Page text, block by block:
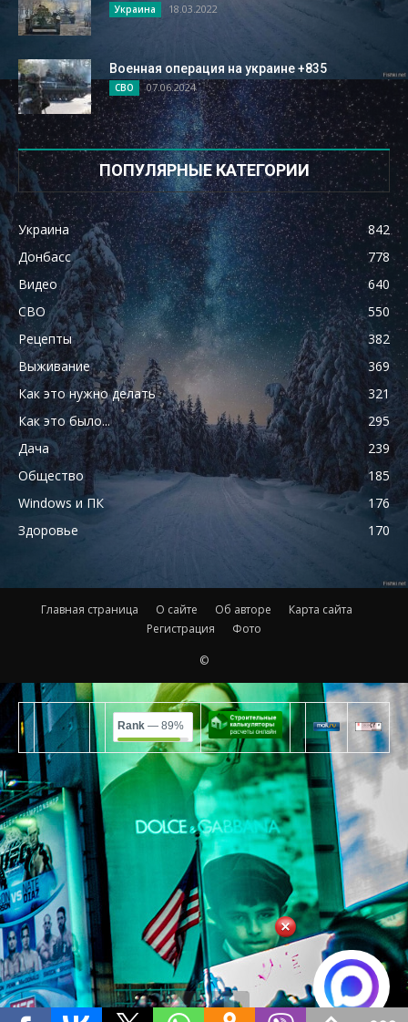
Украина 18.03.2022
Военная операция на украине +835
СВО 07.06.2024
ПОПУЛЯРНЫЕ КАТЕГОРИИ
Украина
842
Донбасс
778
Видео
640
СВО
550
Рецепты
382
Выживание
369
Как это нужно делать
321
Как это было...
295
Дача
239
Общество
185
Windows и ПК
176
Здоровье
170
Главная страница О сайте Об авторе
Карта сайта
Регистрация
Фото
©
Rank — 89%